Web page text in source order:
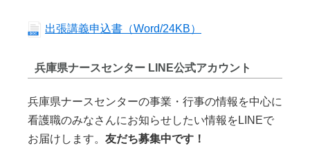
出張講義申込書（Word/24KB）
兵庫県ナースセンター LINE公式アカウント
兵庫県ナースセンターの事業・行事の情報を中心に
看護職のみなさんにお知らせしたい情報をLINEで
お届けします。 友だち募集中です！